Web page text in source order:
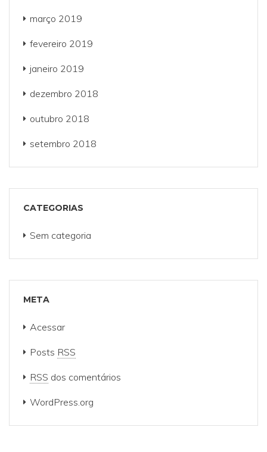
março 2019
fevereiro 2019
janeiro 2019
dezembro 2018
outubro 2018
setembro 2018
CATEGORIAS
Sem categoria
META
Acessar
Posts RSS
RSS dos comentários
WordPress.org